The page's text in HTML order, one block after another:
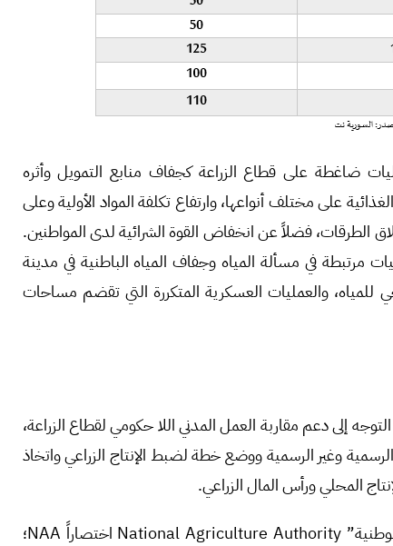
ضاغطة على قطاع الزراعة كجفاف منابع التمويل وأثره
على مختلف أنواعها، وارتفاع تكلفة المواد الأولية وعلى
الطرقات، فضلاً عن انخفاض القوة الشرائية لدى المواطنين.
مرتبطة في مسألة المياه وجفاف المياه الباطنية في مدينة
للمياه، والعمليات العسكرية المتكررة التي تقضم مساحات
إلى دعم مقاربة العمل المدني اللا حكومي لقطاع الزراعة،
وغير الرسمية ووضع خطة لضبط الإنتاج الزراعي واتخاذ
المحلي ورأس المال الزراعي.
وفي سبيل تحقيق هذا يمكن إنشاء “جمعية الزراعة الوطنية” National Agriculture Authority اختصاراً NAA؛